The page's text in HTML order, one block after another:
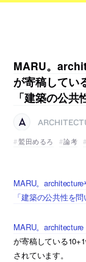
MARU。
が寄稿してい
「建築の公共
鷲田めるろ
論考
MARU。
「建築の公共性を
MARU。architecture
が寄稿している
されています。